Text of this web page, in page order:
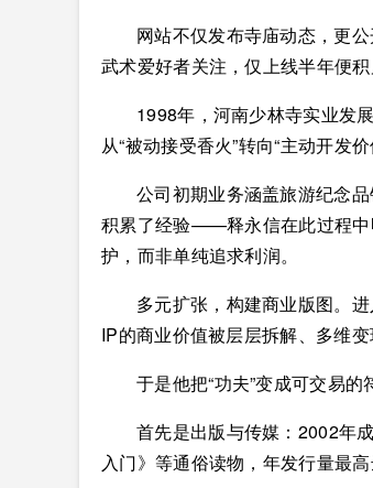
网站不仅发布寺庙动态，更
武术爱好者关注，仅上线半年便
1998年，河南少林寺实业发
从“被动接受香火”转向“主动开发价
公司初期业务涵盖旅游纪念
积累了经验——释永信在此过程中
护，而非单纯追求利润。
多元扩张，构建商业版图。
IP的商业价值被层层拆解、多维变
于是他把“功夫”变成可交易的
首先是出版与传媒：2002年
入门》等通俗读物，年发行量最高